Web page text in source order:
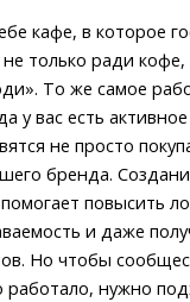
кафе, в которое
только ради
То же самое
у вас есть
не просто
бренда.
повысить
и даже
Но чтобы
работало, нужно